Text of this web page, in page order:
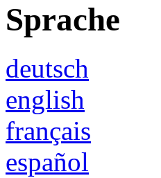
Sprache
deutsch
english
français
español